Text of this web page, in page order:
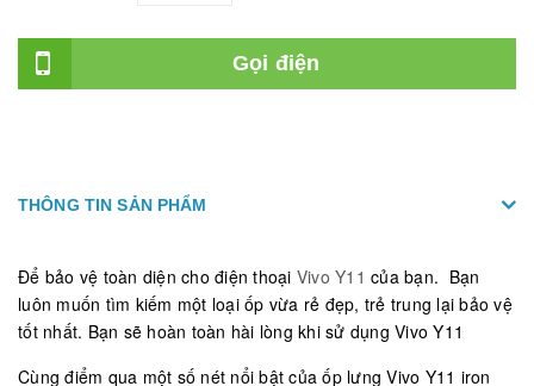
Gọi điện
THÔNG TIN SẢN PHẨM
Để bảo vệ toàn diện cho điện thoại Vivo Y11 của bạn. Bạn
luôn muốn tìm kiếm một loại ốp vừa rẻ đẹp, trẻ trung lại bảo vệ
tốt nhất. Bạn sẽ hoàn toàn hài lòng khi sử dụng Vivo Y11
Cùng điểm qua một số nét nổi bật của ốp lưng Vivo Y11 iron